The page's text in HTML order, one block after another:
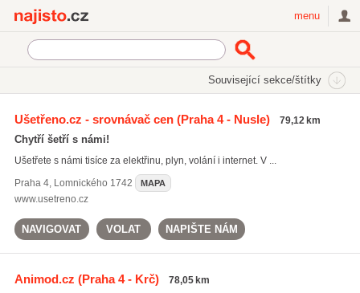
menu
Související sekce/štítky
Ušetřeno.cz - srovnávač cen(Praha 4 - Nusle) 79,12 km
Chytří šetří s námi!
Ušetřete s námi tisíce za elektřinu, plyn, volání i internet. V ...
Praha 4, Lomnického 1742 MAPA
www.usetreno.cz
NAVIGOVAT VOLAT NAPIŠTE NÁM
Animod.cz (Praha 4 - Krč) 78,05 km